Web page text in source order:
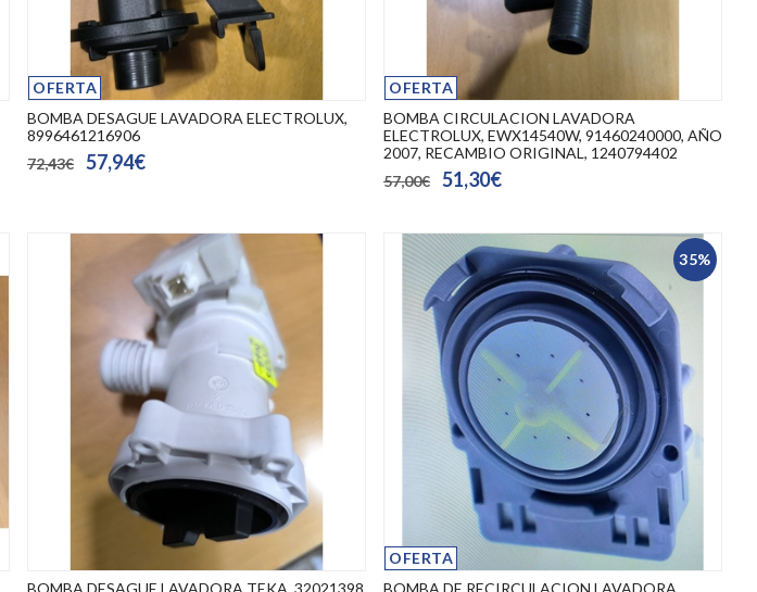
OFERTA
BOMBA DESAGUE LAVADORA ELECTROLUX,
8996461216906
72,43€
57,94€
OFERTA
BOMBA CIRCULACION LAVADORA
ELECTROLUX, EWX14540W, 91460240000, AÑO
2007, RECAMBIO ORIGINAL, 1240794402
57,00€
51,30€
BOMBA DESAGUE LAVADORA TEKA, 32021398
35%
OFERTA
BOMBA DE RECIRCULACION LAVADORA